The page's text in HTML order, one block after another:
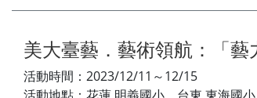
美大臺藝．藝術領航：「
活動時間：2023/12/11～12/15